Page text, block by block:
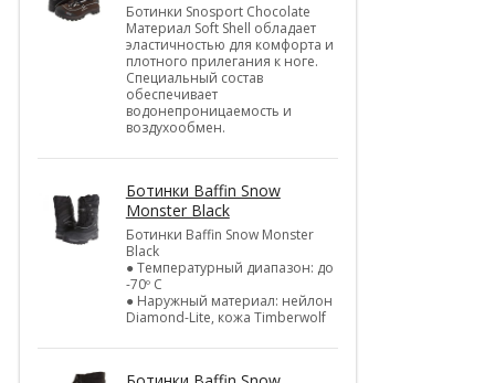
Ботинки Snosport Chocolate
Материал Soft Shell обладает
эластичностью для комфорта и
плотного прилегания к ноге.
Специальный состав
обеспечивает
водонепроницаемость и
воздухообмен.
Ботинки Baffin Snow
Monster Black
Ботинки Baffin Snow Monster
Black
● Температурный диапазон: до
-70º C
● Наружный материал: нейлон
Diamond-Lite, кожа Timberwolf